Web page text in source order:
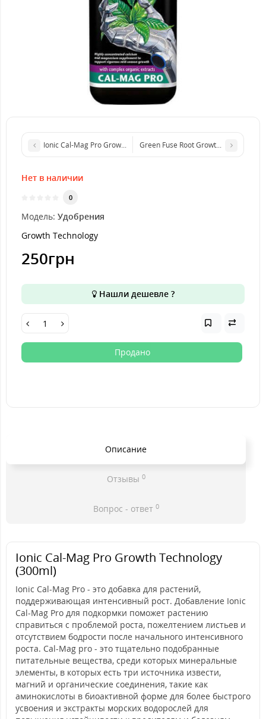
Ionic Cal-Mag Pro Growth Technology (1L)Green Fuse Root Growth Technology
Нет в наличии
0
Модель: Удобрения
Growth Technology
250грн
Нашли дешевле ?
Продано
Описание
Отзывы 0
Вопрос - ответ 0
Ionic Cal-Mag Pro Growth Technology
(300ml)
Ionic Cal-Mag Pro - это добавка для растений,
поддерживающая интенсивный рост. Добавление Ionic
Cal-Mag Pro для подкормки поможет растению
справиться с проблемой роста, пожелтением листьев и
отсутствием бодрости после начального интенсивного
роста. Cal-Mag pro - это тщательно подобранные
питательные вещества, среди которых минеральные
элементы, в которых есть три источника извести,
магний и органические соединения, такие как
аминокислоты в биоактивной форме для более быстрого
усвоения и экстракты морских водорослей для